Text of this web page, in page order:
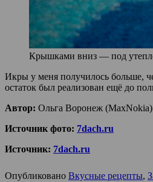
Крышками вниз — под
Икры у меня получилось больше,
остаток был реализован ещё до
Автор: Ольга Воронеж (MaxNokia)
Источник фото: 7dach.ru
Источник: 7dach.ru
Опубликовано Вкусные рецепты,